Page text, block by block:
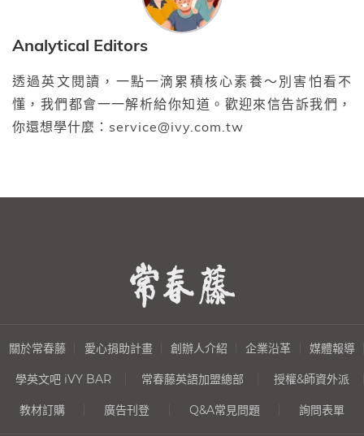
Analytical Editors
透過英文閱讀，一點一滴累積核心素養～別害怕看不
懂，我們都會一一解析給你知道。歡迎來信告訴我們，
你還想學什麼：service@ivy.com.tw
關於常春藤 愛心捐助計畫 創辦人介紹 企業沿革 媒體報導
學英文吧 iVY BAR 常春藤英語加盟總部 授權&師資外派
教材訂購 廣告刊登 Q&A常見問題 詢問表單